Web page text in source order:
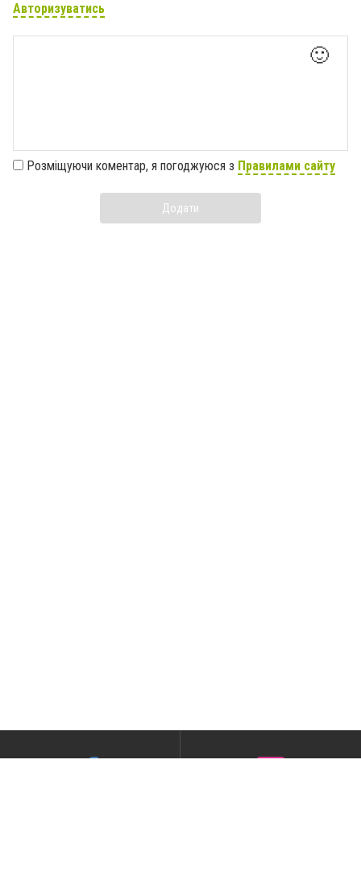
Авторизуватись
🙂
Розміщуючи коментар, я погоджуюся з Правилами сайту
Додати